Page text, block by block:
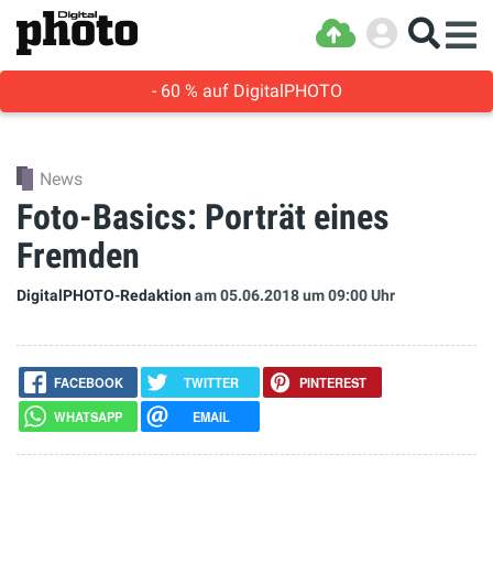
- 60 % auf DigitalPHOTO
News
Foto-Basics: Porträt eines
Fremden
DigitalPHOTO-Redaktionam 05.06.2018um 09:00 Uhr
FACEBOOK TWITTER
PINTEREST
WHATSAPP
EMAIL